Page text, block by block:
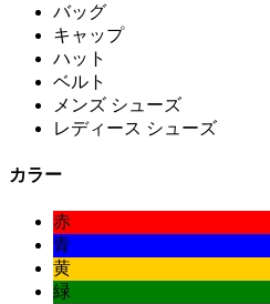
バッグ
キャップ
ハット
ベルト
メンズ シューズ
レディース シューズ
カラー
赤
青
黄
緑